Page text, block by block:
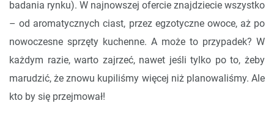
badania rynku). W najnowszej ofercie znajdziecie wszystko
– od aromatycznych ciast, przez egzotyczne owoce, aż po
nowoczesne sprzęty kuchenne. A może to przypadek? W
każdym razie, warto zajrzeć, nawet jeśli tylko po to, żeby
marudzić, że znowu kupiliśmy więcej niż planowaliśmy. Ale
kto by się przejmował!